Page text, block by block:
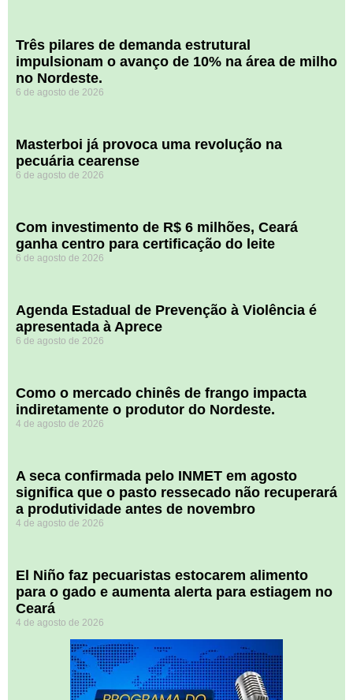
​Três pilares de demanda estrutural
impulsionam o avanço de 10% na área de milho
no Nordeste.
6 de agosto de 2026
Masterboi já provoca uma revolução na
pecuária cearense
6 de agosto de 2026
Com investimento de R$ 6 milhões, Ceará
ganha centro para certificação do leite
6 de agosto de 2026
Agenda Estadual de Prevenção à Violência é
apresentada à Aprece
6 de agosto de 2026
​Como o mercado chinês de frango impacta
indiretamente o produtor do Nordeste.
4 de agosto de 2026
A seca confirmada pelo INMET em agosto
significa que o pasto ressecado não recuperará
a produtividade antes de novembro
4 de agosto de 2026
El Niño faz pecuaristas estocarem alimento
para o gado e aumenta alerta para estiagem no
Ceará
4 de agosto de 2026